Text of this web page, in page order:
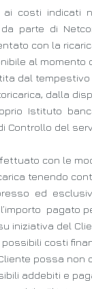
ai costi indicati
parte di
con la
al
dal
dalla
Istituto
Controllo del
con le
tenendo
ed
pagato
iniziativa del
costi
possa non
addebiti e